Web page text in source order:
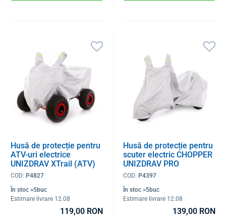
Husă de protecție pentru
ATV-uri electrice
UNIZDRAV XTrail (ATV)
COD: P4827
În stoc >5buc
Estimare livrare 12.08
119,00 RON
Husă de protecție pentru
scuter electric CHOPPER
UNIZDRAV PRO
COD: P4397
În stoc >5buc
Estimare livrare 12.08
139,00 RON